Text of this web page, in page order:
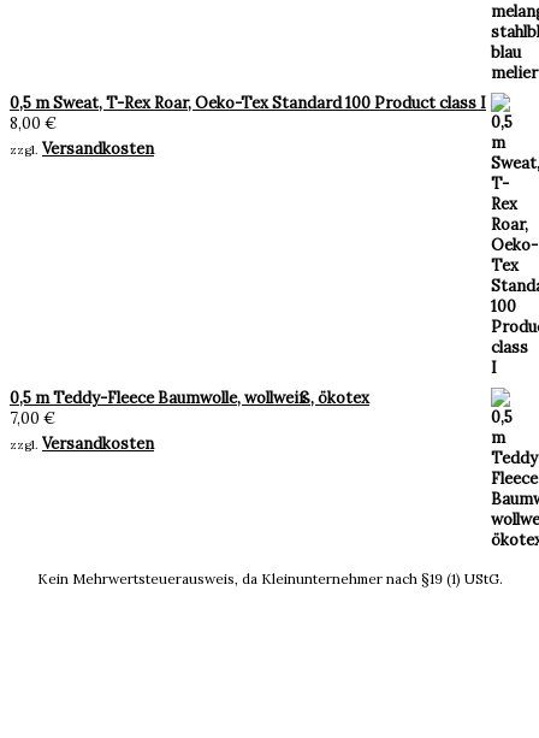
0,5 m Sweat, T-Rex Roar, Oeko-Tex Standard 100 Product class I
8,00 €
zzgl. Versandkosten
0,5 m Teddy-Fleece Baumwolle, wollweiß, ökotex
7,00 €
zzgl. Versandkosten
Kein Mehrwertsteuerausweis, da Kleinunternehmer nach §19 (1) UStG.